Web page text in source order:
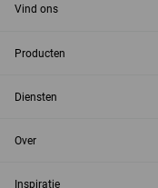
Vind ons
Producten
Diensten
Over
Inspiratie